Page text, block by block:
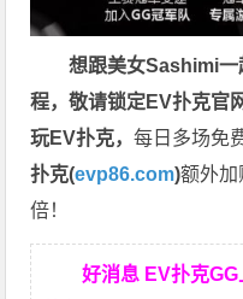
想跟美女Sashimi一
程，敬请锁定EV扑克官
玩EV扑克，每日多场免
扑克(evp86.com)额外加
倍！
好消息 EV扑克